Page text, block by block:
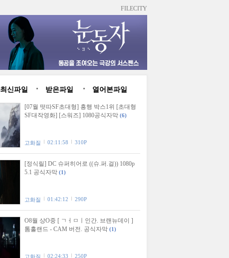
FILECITY
최신파일 받은파일 열어본파일
[07월 떳따SF초대형] 흥행 박스1위 [초대형
SF대작영화] [스워즈] 1080공식자막 (6)
고화질 02:11:58 310P
[정식릴] DC 슈퍼히어로 ((슈.퍼.걸)) 1080p
5.1 공식자막 (1)
고화질 01:42:12 290P
O8월 상O중 [ ㄱㅓㅁㅣ인간. 브랜뉴데이 ]
톰홀랜드 - CAM 버전. 공식자막 (1)
고화질 02:24:33 250P